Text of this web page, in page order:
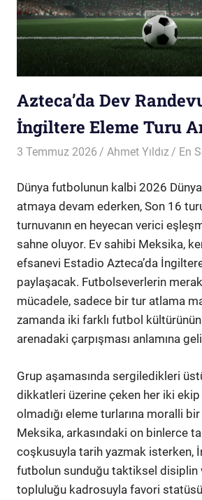
Azteca’da Dev
İngiltere Eleme Turu
3 Temmuz 2026 Ahmet Yıldız En
Dünya futbolunun kalbi 2026
atmaya devam ederken, Son 16
turnuvanın en heyecan verici
sahne oluyor. Ev sahibi Meksika,
efsanevi Estadio Azteca’da
paylaşacak. Futbolseverlerin
mücadele, sadece bir tur atlama
zamanda iki farklı futbol
arenadaki çarpışması anlamına
Grup aşamasında sergiledikleri
dikkatleri üzerine çeken her iki ekip
olmadığı eleme turlarına moralli
Meksika, arkasındaki on binlerce
coşkusuyla tarih yazmak isterken,
futbolun sunduğu taktiksel disiplin
topluluğu kadrosuyla favori